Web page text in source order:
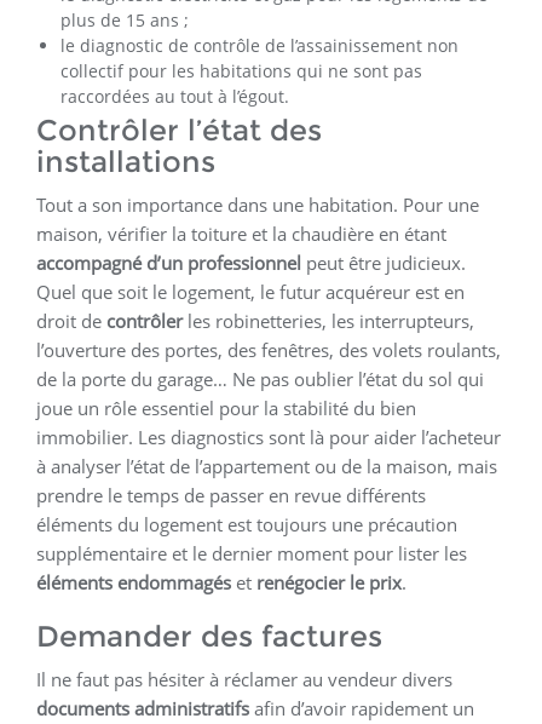
plus de 15 ans ;
le diagnostic de contrôle de l’assainissement non
collectif pour les habitations qui ne sont pas
raccordées au tout à l’égout.
Contrôler l’état des
installations
Tout a son importance dans une habitation. Pour une
maison, vérifier la toiture et la chaudière en étant
accompagné d’un professionnel peut être judicieux.
Quel que soit le logement, le futur acquéreur est en
droit de contrôlerles robinetteries, les interrupteurs,
l’ouverture des portes, des fenêtres, des volets roulants,
de la porte du garage… Ne pas oublier l’état du sol qui
joue un rôle essentiel pour la stabilité du bien
immobilier. Les diagnostics sont là pour aider l’acheteur
à analyser l’état de l’appartement ou de la maison, mais
prendre le temps de passer en revue différents
éléments du logement est toujours une précaution
supplémentaire et le dernier moment pour lister les
éléments endommagés et renégocier le prix.
Demander des factures
Il ne faut pas hésiter à réclamer au vendeur divers
documents administratifs afin d’avoir rapidement un